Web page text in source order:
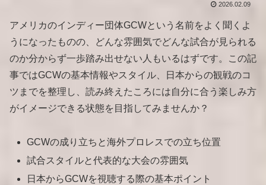
2026.02.09
アメリカのインディー団体GCWという名前をよく聞くよ
うになったものの、どんな雰囲気でどんな試合が見られる
のか分からず一歩踏み出せない人もいるはずです。この記
事ではGCWの基本情報やスタイル、日本からの観戦のコ
ツまでを整理し、読み終えたころには自分に合う楽しみ方
がイメージできる状態を目指してみませんか？
GCWの成り立ちと海外プロレスでの立ち位置
試合スタイルと代表的な大会の雰囲気
日本からGCWを視聴する際の基本ポイント